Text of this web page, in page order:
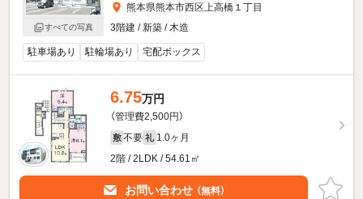
すべての写真
熊本県熊本市西区上高橋１丁目
3階建 / 新築 / 木造
駐車場あり 駐輪場あり 宅配ボックス
6.75万円
（管理費2,500円）
敷 不要 礼 1.0ヶ月
2階 / 2LDK / 54.61㎡
お問い合わせ （無料）